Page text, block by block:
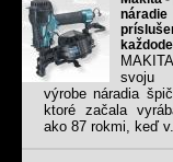
svoju
výrobe náradia
ktoré začala
ako 87 rokmi, keď